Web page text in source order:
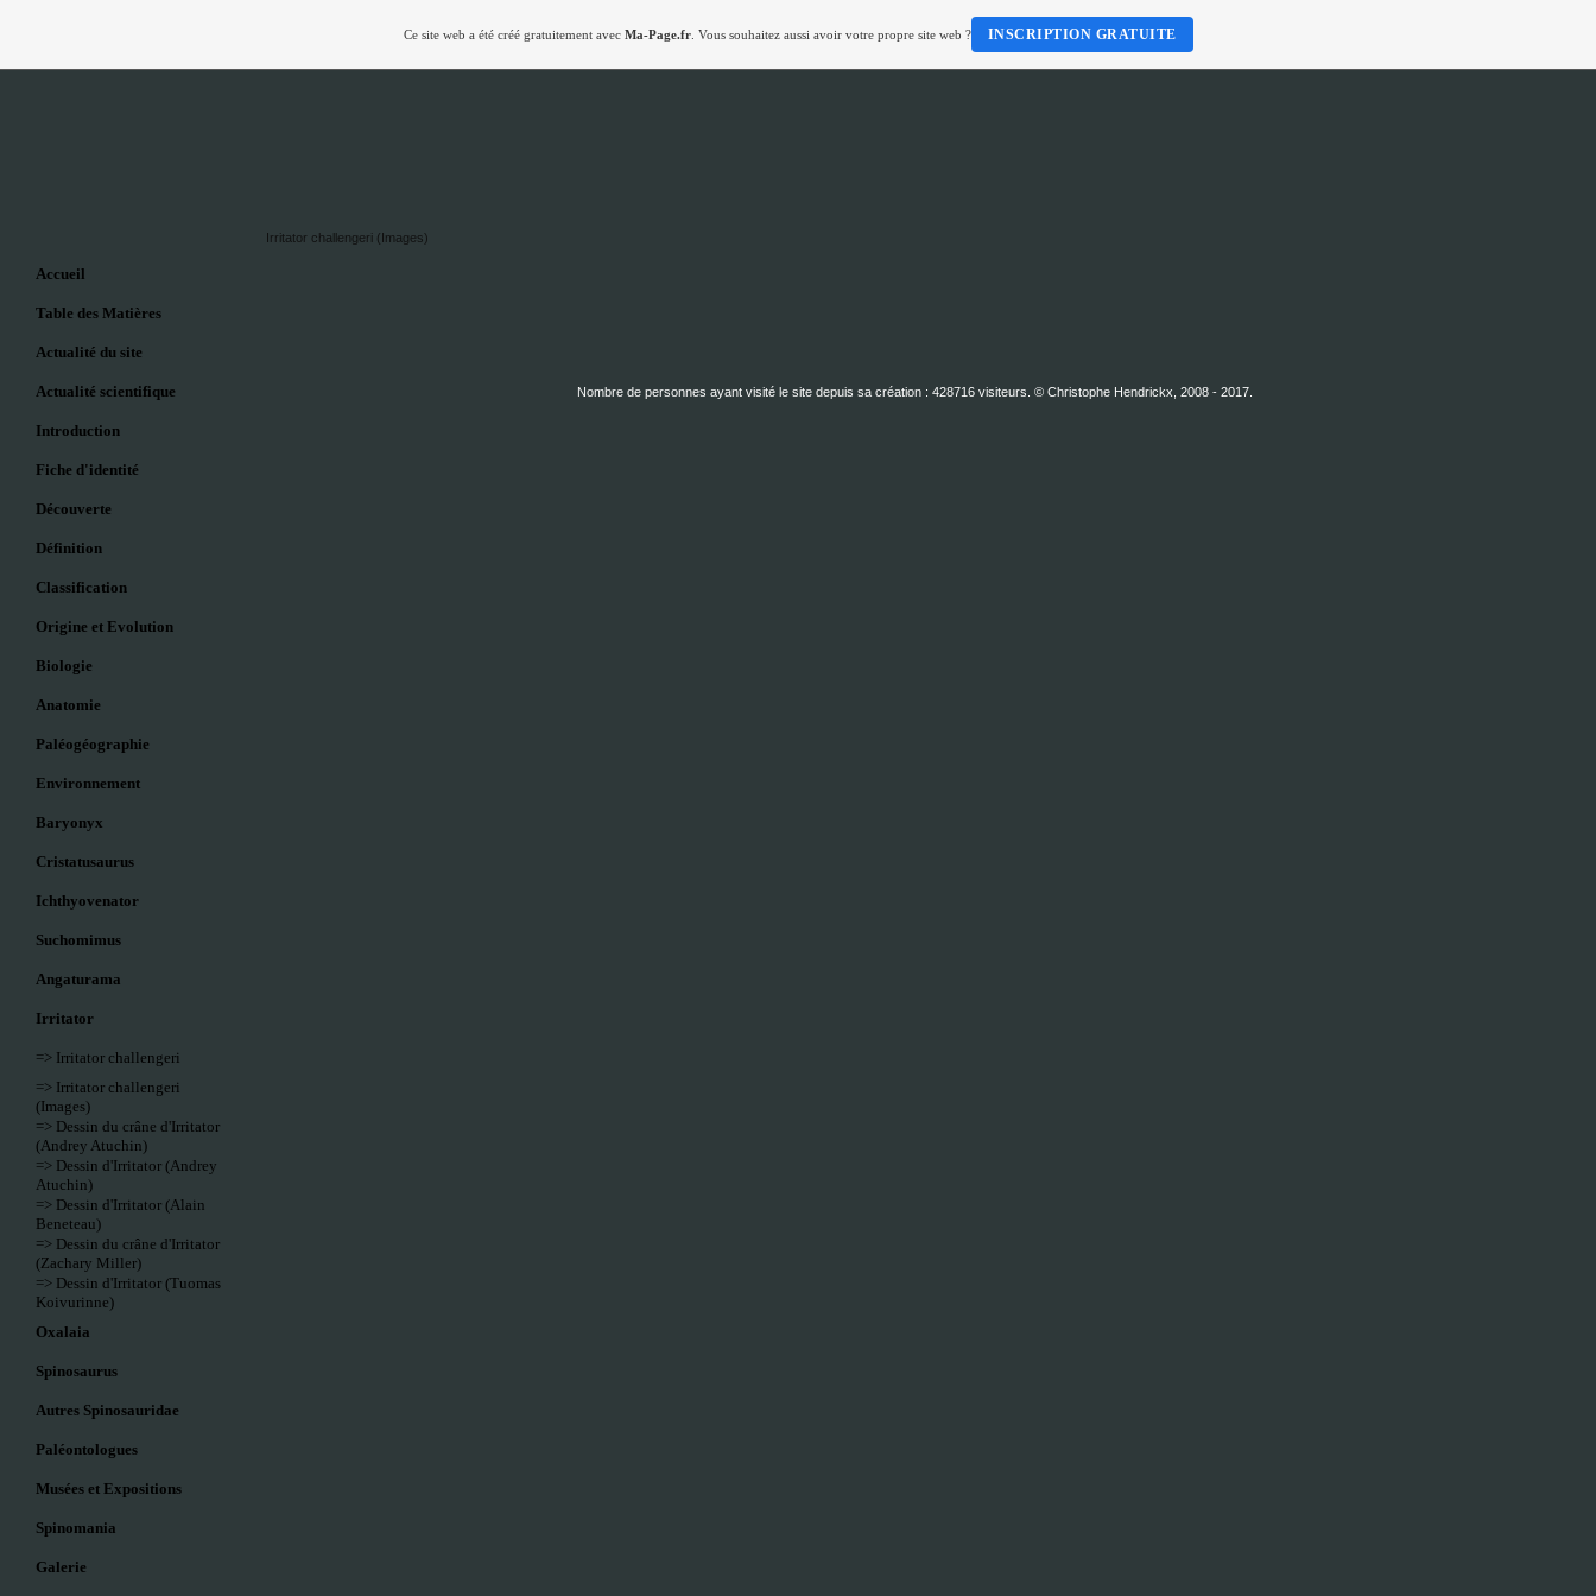
Accueil
Table des Matières
Actualité du site
Actualité scientifique
Introduction
Fiche d'identité
Découverte
Définition
Classification
Origine et Evolution
Biologie
Anatomie
Paléogéographie
Environnement
Baryonyx
Cristatusaurus
Ichthyovenator
Suchomimus
Angaturama
Irritator
=> Irritator challengeri
=> Irritator challengeri
(Images)
=> Dessin du crâne d'Irritator
(Andrey Atuchin)
=> Dessin d'Irritator (Andrey
Atuchin)
=> Dessin d'Irritator (Alain
Beneteau)
=> Dessin du crâne d'Irritator
(Zachary Miller)
=> Dessin d'Irritator (Tuomas
Koivurinne)
Oxalaia
Spinosaurus
Autres Spinosauridae
Paléontologues
Musées et Expositions
Spinomania
Galerie
Irritator challengeri (Images)
Nombre de personnes ayant visité le site depuis sa création : 428716 visiteurs. © Christophe Hendrickx, 2008 - 2017.
Ce site web a été créé gratuitement avec Ma-Page.fr. Vous souhaitez aussi avoir votre propre site web ? INSCRIPTION GRATUITE